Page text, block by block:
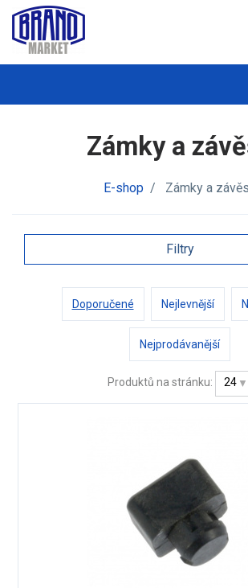
Zámky a
E-shop / Zámky a
Filtry
Doporučené Nejlevnější
Nejprodávanější
Produktů na stránku: 24